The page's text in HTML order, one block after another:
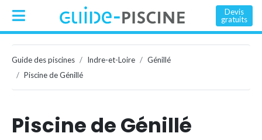
Devis
gratuits
Guide des piscines Indre-et-Loire
Génillé
Piscine de Génillé
Piscine de Génillé